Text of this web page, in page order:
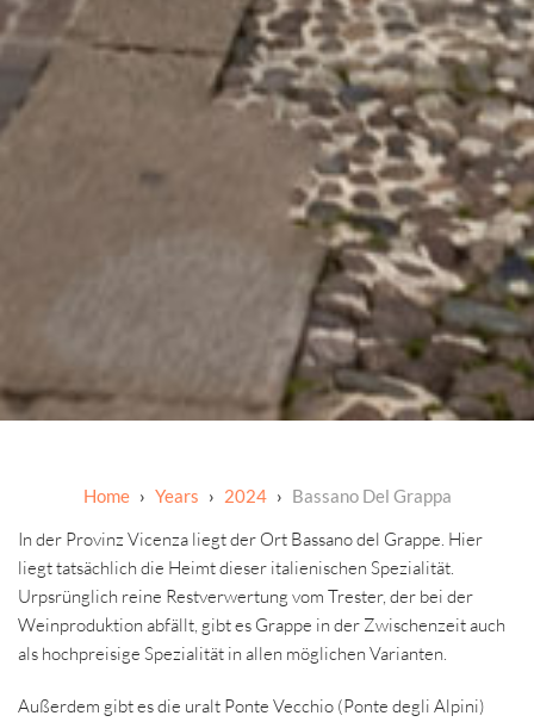
Years 2024 Bassano Del Grappa
In der Provinz Vicenza liegt der Ort Bassano del Grappe. Hier
liegt tatsächlich die Heimt dieser italienischen Spezialität.
Urpsrünglich reine Restverwertung vom Trester, der bei der
Weinproduktion abfällt, gibt es Grappe in der Zwischenzeit auch
als hochpreisige Spezialität in allen möglichen Varianten.
Außerdem gibt es die uralt Ponte Vecchio (Ponte degli Alpini)